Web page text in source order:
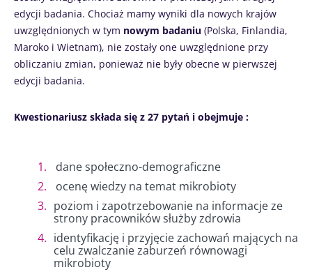
edycji badania. Chociaż mamy wyniki dla nowych krajów
uwzględnionych w tym nowym badaniu (Polska, Finlandia,
Maroko i Wietnam), nie zostały one uwzględnione przy
obliczaniu zmian, ponieważ nie były obecne w pierwszej
edycji badania.
Kwestionariusz składa się z 27 pytań i obejmuje :
dane społeczno-demograficzne
ocenę wiedzy na temat mikrobioty
poziom i zapotrzebowanie na informacje ze
strony pracowników służby zdrowia
identyfikację i przyjęcie zachowań mających na
celu zwalczanie zaburzeń równowagi
mikrobioty